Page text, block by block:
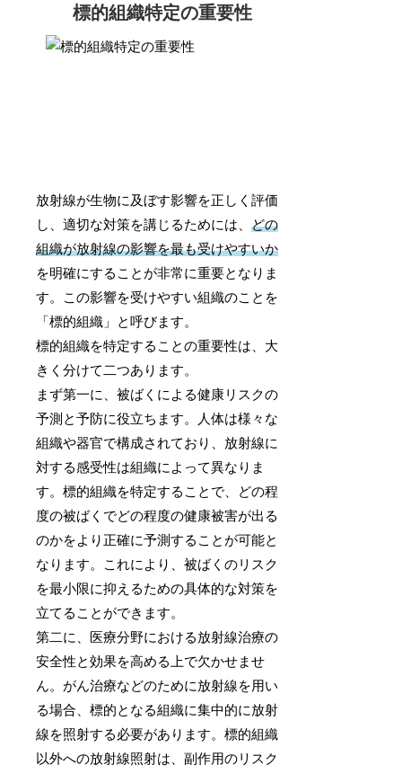
標的組織特定の重要性
放射線が生物に及ぼす影響を正しく評価
し、適切な対策を講じるためには、どの
組織が放射線の影響を最も受けやすいか
を明確にすることが非常に重要となりま
す。この影響を受けやすい組織のことを
「標的組織」と呼びます。
標的組織を特定することの重要性は、大
きく分けて二つあります。
まず第一に、被ばくによる健康リスクの
予測と予防に役立ちます。人体は様々な
組織や器官で構成されており、放射線に
対する感受性は組織によって異なりま
す。標的組織を特定することで、どの程
度の被ばくでどの程度の健康被害が出る
のかをより正確に予測することが可能と
なります。これにより、被ばくのリスク
を最小限に抑えるための具体的な対策を
立てることができます。
第二に、医療分野における放射線治療の
安全性と効果を高める上で欠かせませ
ん。がん治療などのために放射線を用い
る場合、標的となる組織に集中的に放射
線を照射する必要があります。標的組織
以外への放射線照射は、副作用のリスク